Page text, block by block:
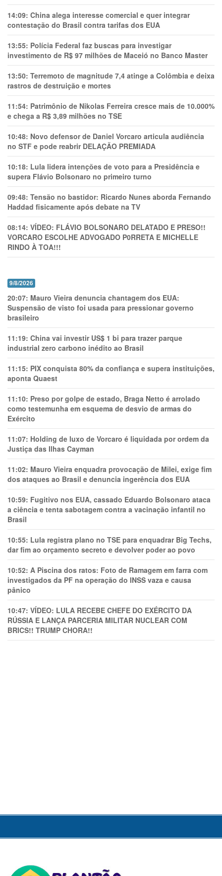
14:09: China alega interesse comercial e quer integrar
contestação do Brasil contra tarifas dos EUA
13:55: Polícia Federal faz buscas para investigar
investimento de R$ 97 milhões de Maceió no Banco Master
13:50: Terremoto de magnitude 7,4 atinge a Colômbia e deixa
rastros de destruição e mortes
11:54: Patrimônio de Nikolas Ferreira cresce mais de 10.000%
e chega a R$ 3,89 milhões no TSE
10:48: Novo defensor de Daniel Vorcaro articula audiência
no STF e pode reabrir DELAÇÃO PREMIADA
10:18: Lula lidera intenções de voto para a Presidência e
supera Flávio Bolsonaro no primeiro turno
09:48: Tensão no bastidor: Ricardo Nunes aborda Fernando
Haddad fisicamente após debate na TV
08:14: VÍDEO: FLÁVIO BOLSONARO DELATADO E PRESO!!
VORCARO ESCOLHE ADVOGADO P0RRETA E MICHELLE
RINDO À TOA!!!
9/8/2026
20:07: Mauro Vieira denuncia chantagem dos EUA:
Suspensão de visto foi usada para pressionar governo
brasileiro
11:19: China vai investir US$ 1 bi para trazer parque
industrial zero carbono inédito ao Brasil
11:15: PIX conquista 80% da confiança e supera instituições,
aponta Quaest
11:10: Preso por golpe de estado, Braga Netto é arrolado
como testemunha em esquema de desvio de armas do
Exército
11:07: Holding de luxo de Vorcaro é liquidada por ordem da
Justiça das Ilhas Cayman
11:02: Mauro Vieira enquadra provocação de Milei, exige fim
dos ataques ao Brasil e denuncia ingerência dos EUA
10:59: Fugitivo nos EUA, cassado Eduardo Bolsonaro ataca
a ciência e tenta sabotagem contra a vacinação infantil no
Brasil
10:55: Lula registra plano no TSE para enquadrar Big Techs,
dar fim ao orçamento secreto e devolver poder ao povo
10:52: A Piscina dos ratos: Foto de Ramagem em farra com
investigados da PF na operação do INSS vaza e causa
pânico
10:47: VÍDEO: LULA RECEBE CHEFE DO EXÉRCITO DA
RÚSSIA E LANÇA PARCERIA MILITAR NUCLEAR COM
BRICS!! TRUMP CHORA!!